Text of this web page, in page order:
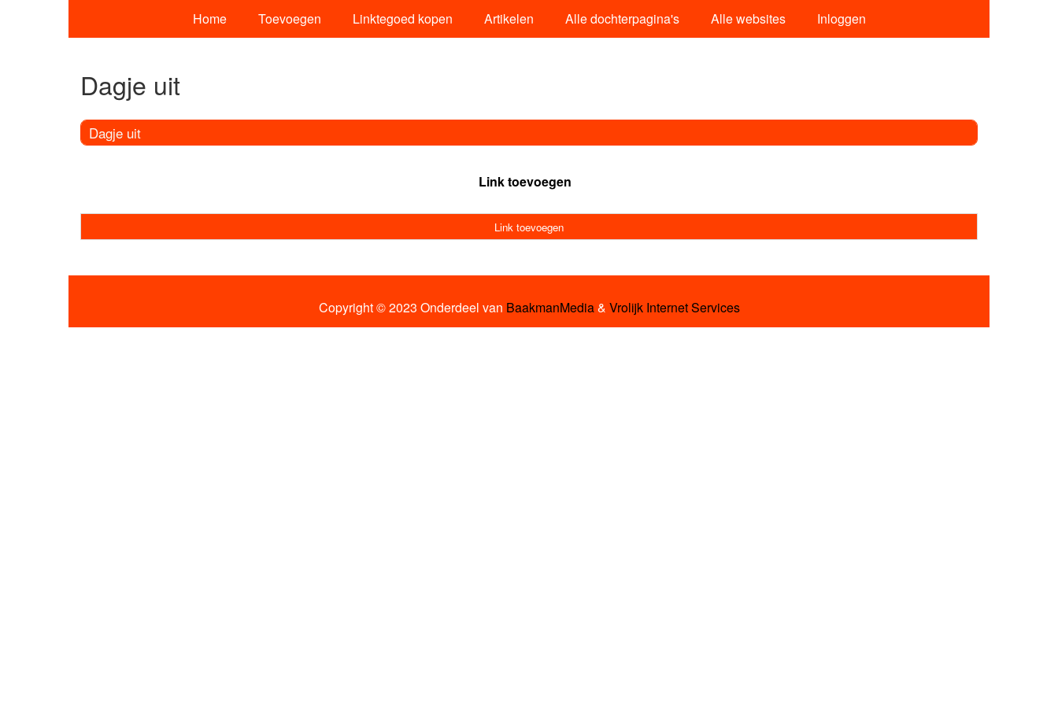
Home Toevoegen Linktegoed kopen Artikelen Alle dochterpagina's Alle websites Inloggen
Dagje uit
Dagje uit
Link toevoegen
Link toevoegen
Copyright © 2023 Onderdeel van BaakmanMedia& Vrolijk Internet Services